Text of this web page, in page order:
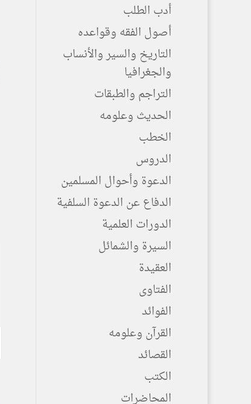
أدب الطلب
أصول الفقه وقواعده
التاريخ والسير والأنساب
والجغرافيا
التراجم والطبقات
الحديث وعلومه
الخطب
الدروس
الدعوة وأحوال المسلمين
الدفاع عن الدعوة السلفية
الدورات العلمية
السيرة والشمائل
العقيدة
الفتاوى
الفوائد
القرآن وعلومه
القصائد
الكتب
المحاضرات